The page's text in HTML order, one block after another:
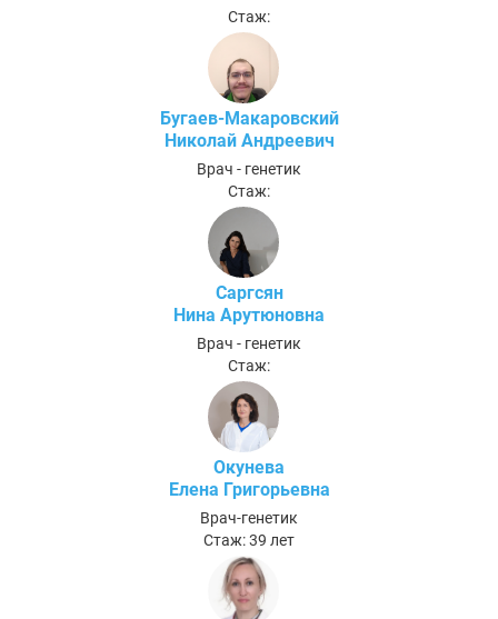
Стаж:
Бугаев-Макаровский
Николай Андреевич
Врач - генетик
Стаж:
Саргсян
Нина Арутюновна
Врач - генетик
Стаж:
Окунева
Елена Григорьевна
Врач-генетик
Стаж: 39 лет